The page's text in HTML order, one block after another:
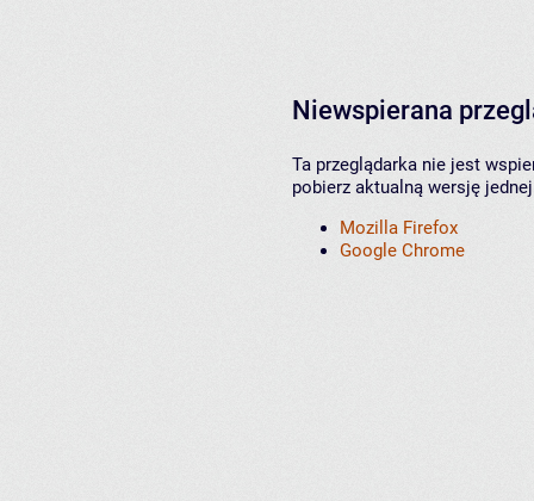
Niewspierana
Ta przeglądarka nie jest
pobierz aktualną wersję
Mozilla Firefox
Google Chrome